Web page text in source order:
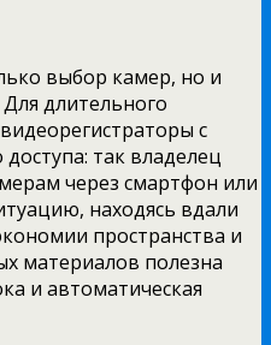
выбор камер, но и
длительного
с
так владелец
через смартфон или
находясь вдали
пространства и
материалов полезна
и автоматическая